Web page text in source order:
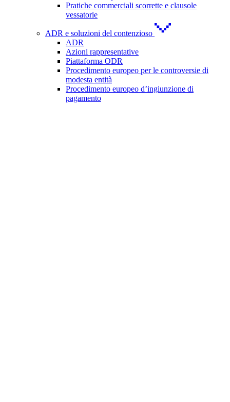
Pratiche commerciali scorrette e clausole
vessatorie
ADR e soluzioni del contenzioso
ADR
Azioni rappresentative
Piattaforma ODR
Procedimento europeo per le controversie di
modesta entità
Procedimento europeo d’ingiunzione di
pagamento